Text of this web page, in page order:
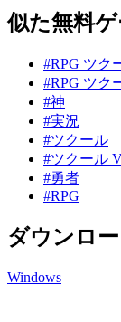
似た無料ゲ
#RPG ツク
#RPG ツク
#神
#実況
#ツクール
#ツクール
#勇者
#RPG
ダウンロ
Windows